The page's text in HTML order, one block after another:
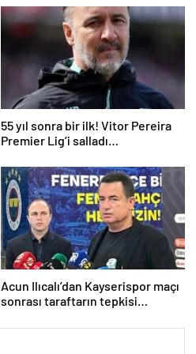
55 yıl sonra bir ilk! Vitor Pereira
Premier Lig’i salladı…
Acun Ilıcalı’dan Kayserispor maçı
sonrası taraftarın tepkisi